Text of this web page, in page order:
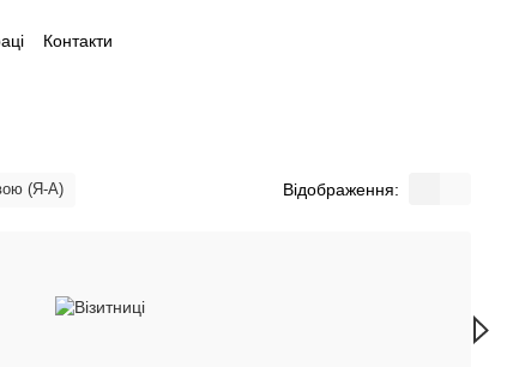
Контакти
(Я-А) Відображення: